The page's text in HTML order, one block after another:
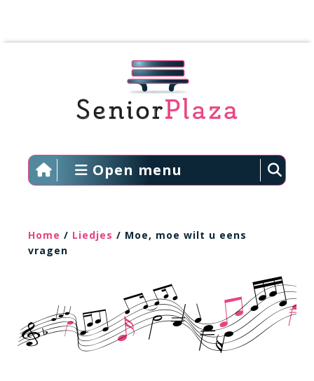
Open menu
Home / Liedjes / Moe, moe wilt u eens
vragen